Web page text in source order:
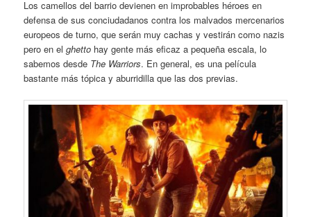
Los camellos del barrio devienen en improbables héroes en
defensa de sus conciudadanos contra los malvados mercenarios
europeos de turno, que serán muy cachas y vestirán como nazis
pero en elghetto hay gente más eficaz a pequeña escala, lo
sabemos desde The Warriors. En general, es una película
bastante más tópica y aburridilla que las dos previas.